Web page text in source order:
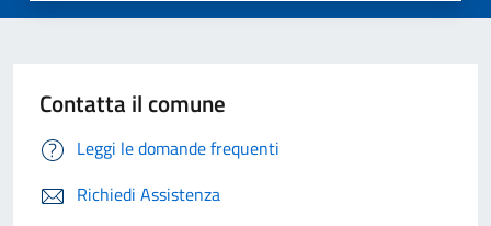
Contatta il comune
Leggi le domande frequenti
Richiedi Assistenza